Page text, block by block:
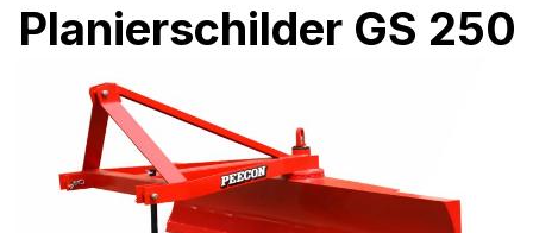
Planierschilder GS 250